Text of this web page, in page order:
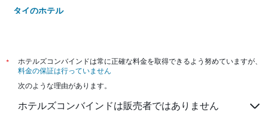
タイのホテル
*
ホテルズコンバインドは常に正確な料金を取得できるよう努めていますが、
料金の保証は行っていません
次のような理由があります。
ホテルズコンバインドは販売者ではありません